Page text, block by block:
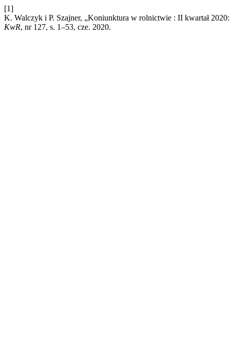
[1]
K. Walczyk i P. Szajner, „Koniunktura w rolnictwie : II kwartał
KwR, nr 127, s. 1–53, cze. 2020.